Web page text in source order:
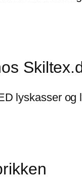
lyskasser